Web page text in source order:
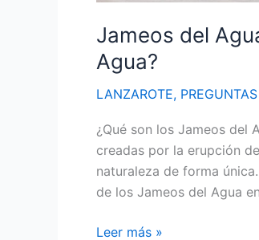
Jameos del
Agua?
LANZAROTE,
¿Qué son los Jameos del
creadas por la erupción
naturaleza de forma
de los Jameos del Agua
Jameos
Leer más »